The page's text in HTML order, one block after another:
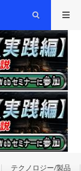
テクノロジー/製品